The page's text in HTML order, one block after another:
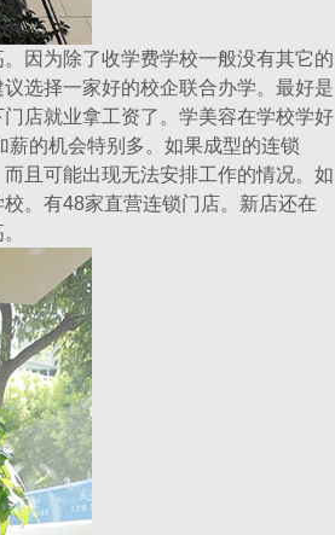
因为除了收学费学校一般没有其它的
选择一家好的校企联合办学。最好是
店就业拿工资了。学美容在学校学好
的机会特别多。如果成型的连锁
且可能出现无法安排工作的情况。如
。有48家直营连锁门店。新店还在